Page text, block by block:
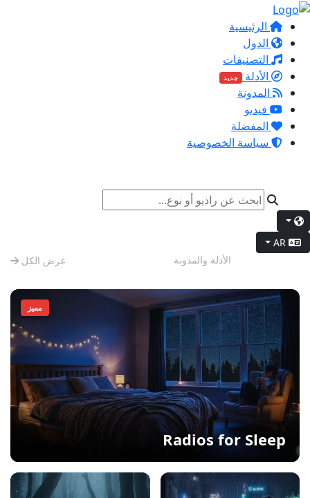
الرئيسية
الدول
التصنيفات
الأدلة
جديد
المدونة
فيديو
المفضلة
سياسة الخصوصية
الأدلة والمدونة عرض الكل
مميز
Radios for Sleep